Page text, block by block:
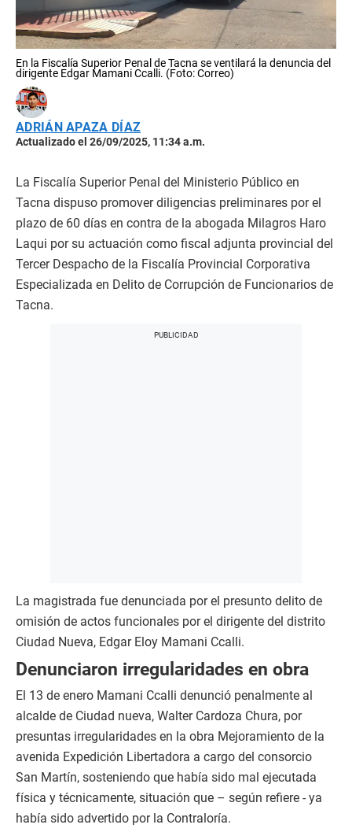
En la Fiscalía Superior Penal de Tacna se ventilará la denuncia del
dirigente Edgar Mamani Ccalli. (Foto: Correo)
ADRIÁN APAZA DÍAZ
Actualizado el 26/09/2025, 11:34 a.m.
La Fiscalía Superior Penal del Ministerio Público en
Tacna dispuso promover diligencias preliminares por el
plazo de 60 días en contra de la abogada Milagros Haro
Laqui por su actuación como fiscal adjunta provincial del
Tercer Despacho de la Fiscalía Provincial Corporativa
Especializada en Delito de Corrupción de Funcionarios de
Tacna.
La magistrada fue denunciada por el presunto delito de
omisión de actos funcionales por el dirigente del distrito
Ciudad Nueva, Edgar Eloy Mamani Ccalli.
Denunciaron irregularidades en obra
El 13 de enero Mamani Ccalli denunció penalmente al
alcalde de Ciudad nueva, Walter Cardoza Chura, por
presuntas irregularidades en la obra Mejoramiento de la
avenida Expedición Libertadora a cargo del consorcio
San Martín, sosteniendo que había sido mal ejecutada
física y técnicamente, situación que – según refiere - ya
había sido advertido por la Contraloría.